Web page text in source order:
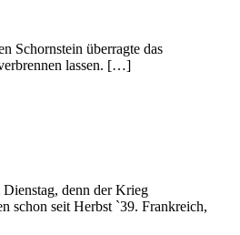
Schornstein überragte das
lassen. […]
denn der Krieg
schon seit Herbst `39. Frankreich,